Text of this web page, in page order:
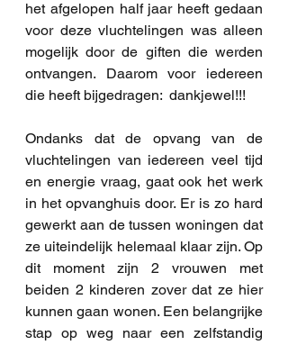
het afgelopen half jaar heeft gedaan
voor deze vluchtelingen was alleen
mogelijk door de giften die werden
ontvangen. Daarom voor iedereen
die heeft bijgedragen:  dankjewel!!!
Ondanks dat de opvang van de
vluchtelingen van iedereen veel tijd
en energie vraag, gaat ook het werk
in het opvanghuis door. Er is zo hard
gewerkt aan de tussen woningen dat
ze uiteindelijk helemaal klaar zijn. Op
dit moment zijn 2 vrouwen met
beiden 2 kinderen zover dat ze hier
kunnen gaan wonen. Een belangrijke
stap op weg naar een zelfstandig